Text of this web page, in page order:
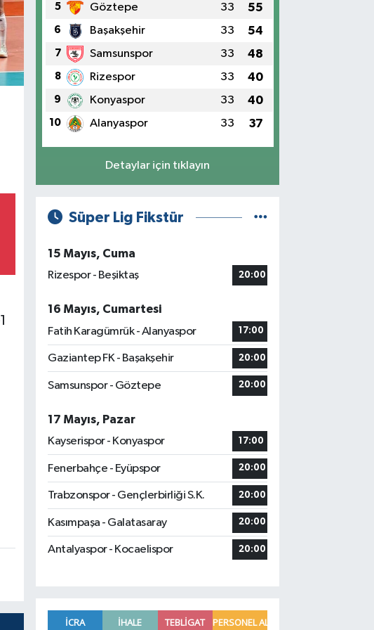
5 Göztepe 33 55
6 Başakşehir 33 54
7 Samsunspor 33 48
8 Rizespor 33 40
9 Konyaspor 33 40
10 Alanyaspor 33 37
Detaylar için tıklayın
Süper Lig Fikstür
15 Mayıs, Cuma
Rizespor - Beşiktaş
20:00
16 Mayıs, Cumartesi
Fatih Karagümrük - Alanyaspor
17:00
Gaziantep FK - Başakşehir 20:00
Samsunspor - Göztepe 20:00
17 Mayıs, Pazar
Kayserispor - Konyaspor
17:00
Fenerbahçe - Eyüpspor 20:00
Trabzonspor - Gençlerbirliği S.K. 20:00
Kasımpaşa - Galatasaray 20:00
Antalyaspor - Kocaelispor 20:00